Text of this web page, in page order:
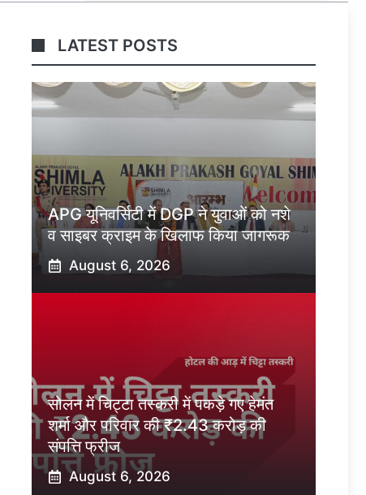
LATEST POSTS
APG यूनिवर्सिटी में DGP ने युवाओं को नशे
व साइबर क्राइम के खिलाफ किया जागरूक
August 6, 2026
सोलन में चिट्टा तस्करी में पकड़े गए हेमंत
शर्मा और परिवार की ₹2.43 करोड़ की
संपत्ति फ्रीज
August 6, 2026